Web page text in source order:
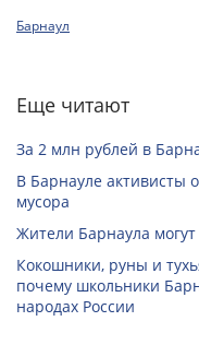
Барнаул
Еще читают
За 2 млн рублей в
В Барнауле активисты
мусора
Жители Барнаула
Кокошники, руны и
почему школьники
народах России